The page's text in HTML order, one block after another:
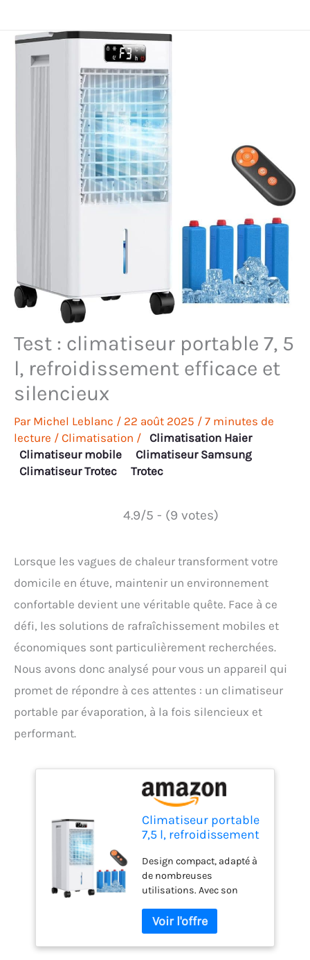
Test : climatiseur portable 7, 5
l, refroidissement efficace et
silencieux
Par Michel Leblanc / 22 août 2025 / 7 minutes de
lecture / Climatisation / Climatisation Haier
Climatiseur mobile
Climatiseur Samsung
Climatiseur Trotec
Trotec
4.9/5 - (9 votes)
Lorsque les vagues de chaleur transforment votre
domicile en étuve, maintenir un environnement
confortable devient une véritable quête. Face à ce
défi, les solutions de rafraîchissement mobiles et
économiques sont particulièrement recherchées.
Nous avons donc analysé pour vous un appareil qui
promet de répondre à ces attentes : un climatiseur
portable par évaporation, à la fois silencieux et
performant.
Climatiseur portable
7,5 l, refroidissement
cristaux de glace,
grand réservoir,
télécommande, 3
vitesses, 60°/120°,
minuterie 1-12h,
faible
consommation,
Design compact, adapté à
de nombreuses
utilisations. Avec son
ce petit climatiseur
portable à refroidissement
par eau d'une capacité de 1